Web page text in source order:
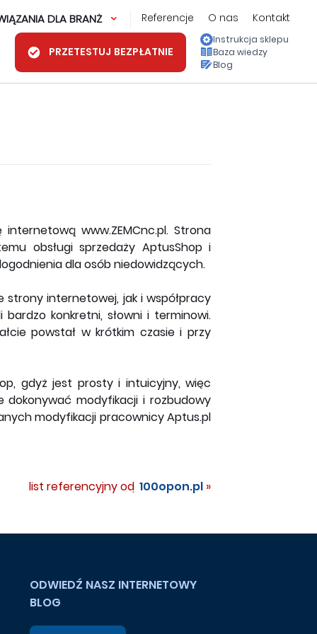
DLA BRANŻ Referencje O nas Kontakt
PRZETESTUJ BEZPŁATNIE
Instrukcja sklepu
Baza wiedzy
Blog
www.ZEMCnc.pl. Strona
obsługi sprzedaży AptusShop i
dla osób niedowidzących.
internetowej, jak i współpracy
konkretni, słowni i terminowi.
powstał w krótkim czasie i przy
gdyż jest prosty i intuicyjny, więc
dokonywać modyfikacji i rozbudowy
modyfikacji pracownicy Aptus.pl
list referencyjny od: 100opon.pl »
ODWIEDŹ NASZ INTERNETOWY
BLOG